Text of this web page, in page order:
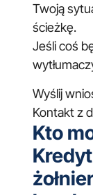
Twoją
ścieżkę.
Jeśli coś
Wyślij
Kontakt z
Kto